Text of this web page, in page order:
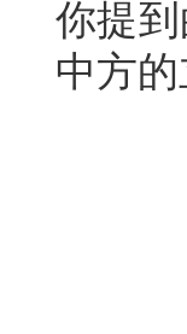
你提
中方的